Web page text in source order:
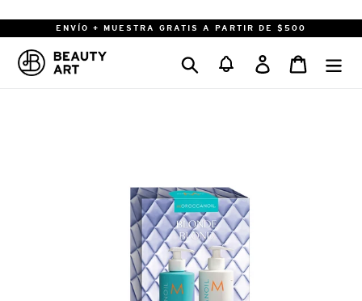
directamente
contenido
ENVÍO + MUESTRA GRATIS A PARTIR DE $500
Buscar IngresarCarrito